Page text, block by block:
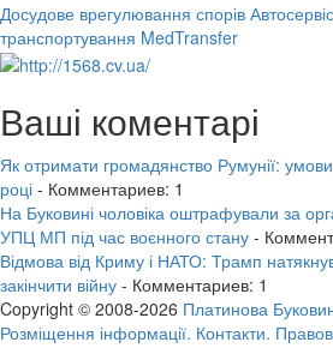
Досудове врегулювання спорів
транспортування MedTransfer
Ваші коментарі
Як отримати громадянство Румунії:
році - Комментариев: 1
На Буковині чоловіка оштрафували за
УПЦ МП під час воєнного стану -
Відмова від Криму і НАТО: Трамп
закінчити війну - Комментариев: 1
Copyright © 2008-2026 Платинова
Розміщення інформації. Контакти.